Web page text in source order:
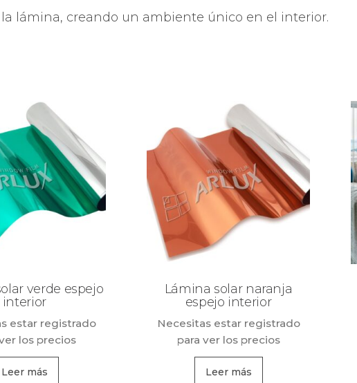
lámina, creando un ambiente único en el interior.
verde espejo
interior
estar registrado
los precios
Leer más
Lámina solar naranja
espejo interior
Necesitas estar registrado
para ver los precios
Leer más